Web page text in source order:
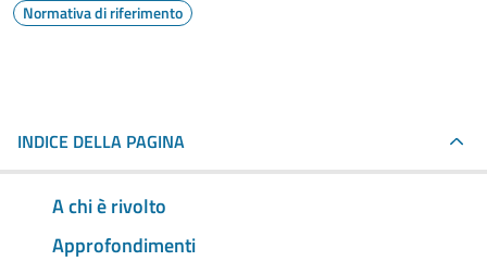
Normativa di riferimento
INDICE DELLA PAGINA
A chi è rivolto
Approfondimenti